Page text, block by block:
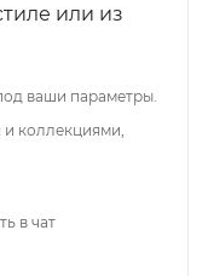
или из
ваши параметры.
коллекциями,
в чат